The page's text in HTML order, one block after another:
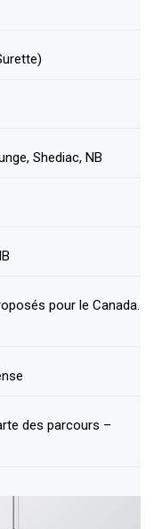
Shediac, NB
pour le Canada.
des parcours –